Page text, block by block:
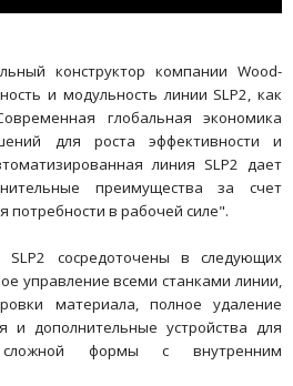
конструктор компании Wood-
и модульность линии SLP2, как
глобальная экономика
для роста эффективности и
линия SLP2 дает
преимущества за счет
потребности в рабочей силе".
сосредоточены в следующих
управление всеми станками линии,
материала, полное удаление
и дополнительные устройства для
формы с внутренним